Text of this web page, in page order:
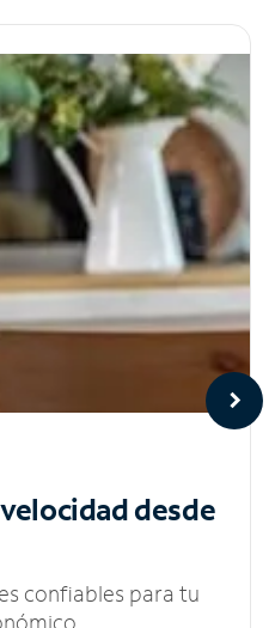
desde
confiables para tu